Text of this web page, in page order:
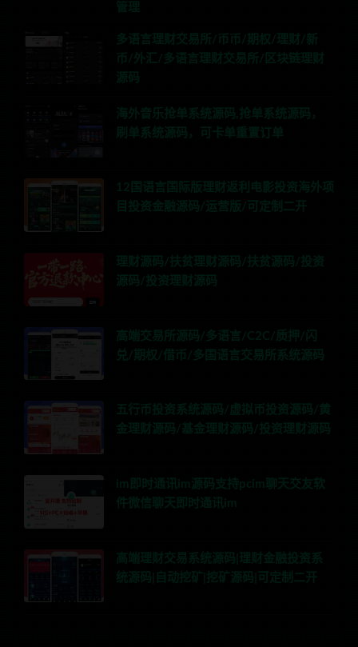
管理
多语言理财交易所/币币/期权/理财/新
币/外汇/多语言理财交易所/区块链理财
源码
海外音乐抢单系统源码,抢单系统源码，
刷单系统源码，可卡单重置订单
12国语言国际版理财返利电影投资海外项
目投资金融源码/运营版/可定制二开
理财源码/扶贫理财源码/扶贫源码/投资
源码/投资理财源码
高端交易所源码/多语言/C2C/质押/闪
兑/期权/借币/多国语言交易所系统源码
五行币投资系统源码/虚拟币投资源码/黄
金理财源码/基金理财源码/投资理财源码
im即时通讯im源码支持pcim聊天交友软
件微信聊天即时通讯im
高端理财交易系统源码|理财金融投资系
统源码|自动挖矿|挖矿源码|可定制二开